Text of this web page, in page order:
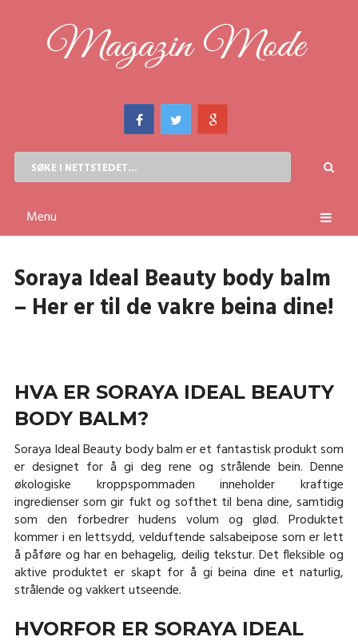
Menu
Soraya Ideal Beauty body balm
– Her er til de vakre beina dine!
HVA ER SORAYA IDEAL BEAUTY
BODY BALM?
Soraya Ideal Beauty body balm er et fantastisk produkt som
er designet for å gi deg rene og strålende bein. Denne
økologiske kroppspommaden inneholder kraftige
ingredienser som gir fukt og softhet til bena dine, samtidig
som den forbedrer hudens volum og glød. Produktet
kommer i en lettsydd, velduftende salsabeipose som er lett
å påføre og har en behagelig, deilig tekstur. Det fleksible og
aktive produktet er skapt for å gi beina dine et naturlig,
strålende og vakkert utseende.
HVORFOR ER SORAYA IDEAL